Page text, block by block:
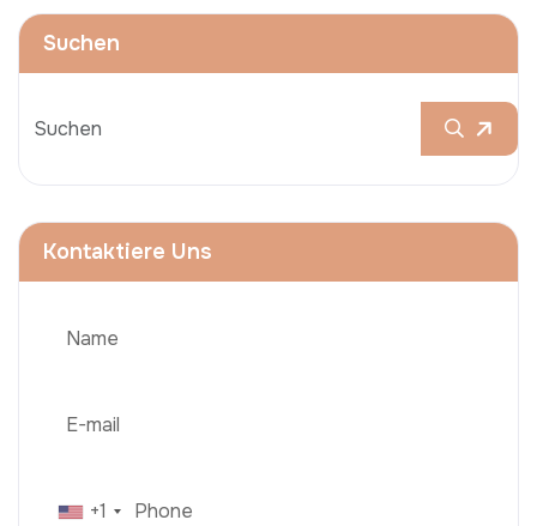
Suchen
Kontaktiere Uns
+1